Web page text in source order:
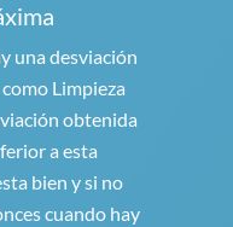
una desviación
Limpieza
obtenida
a esta
bien y si no
cuando hay